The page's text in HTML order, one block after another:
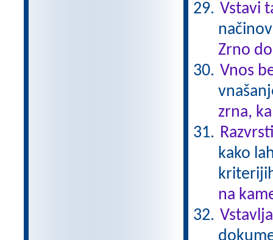
Vstavi
Zrno
Vnos
zrna,
kako
na